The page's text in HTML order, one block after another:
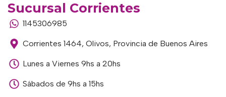
Sucursal Corrientes
1145306985
Corrientes 1464, Olivos, Provincia de Buenos Aires
Lunes a Viernes 9hs a 20hs
Sábados de 9hs a 15hs